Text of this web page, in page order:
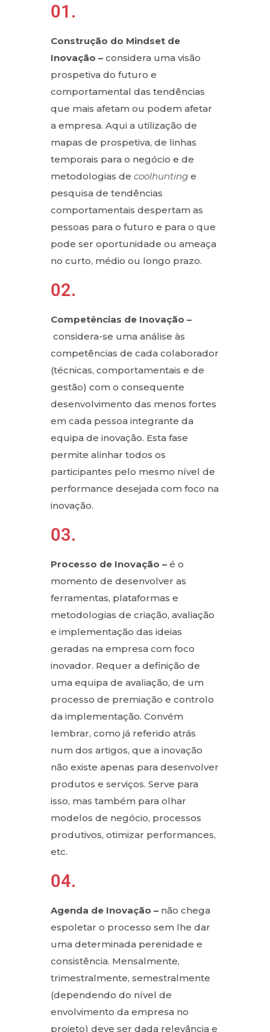
01.
Construção do Mindset de
Inovação – considera uma visão
prospetiva do futuro e
comportamental das tendências
que mais afetam ou podem afetar
a empresa. Aqui a utilização de
mapas de prospetiva, de linhas
temporais para o negócio e de
metodologias de coolhunting e
pesquisa de tendências
comportamentais despertam as
pessoas para o futuro e para o que
pode ser oportunidade ou ameaça
no curto, médio ou longo prazo.
02.
Competências de Inovação –
considera-se uma análise às
competências de cada colaborador
(técnicas, comportamentais e de
gestão) com o consequente
desenvolvimento das menos fortes
em cada pessoa integrante da
equipa de inovação. Esta fase
permite alinhar todos os
participantes pelo mesmo nível de
performance desejada com foco na
inovação.
03.
Processo de Inovação – é o
momento de desenvolver as
ferramentas, plataformas e
metodologias de criação, avaliação
e implementação das ideias
geradas na empresa com foco
inovador. Requer a definição de
uma equipa de avaliação, de um
processo de premiação e controlo
da implementação. Convém
lembrar, como já referido atrás
num dos artigos, que a inovação
não existe apenas para desenvolver
produtos e serviços. Serve para
isso, mas também para olhar
modelos de negócio, processos
produtivos, otimizar performances,
etc.
04.
Agenda de Inovação – não chega
espoletar o processo sem lhe dar
uma determinada perenidade e
consistência. Mensalmente,
trimestralmente, semestralmente
(dependendo do nível de
envolvimento da empresa no
projeto) deve ser dada relevância e